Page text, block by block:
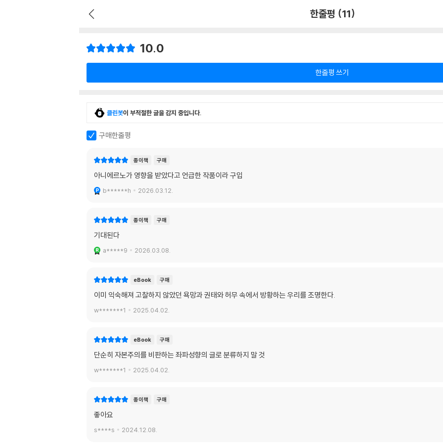
한줄평 (11)
10.0
한줄평 쓰기
클린봇이 부적절한 글을 감지 중입니다.
구매한줄평
종이책 구매
아니에르노가 영향을 받았다고 언급한 작품이라 구입
b******h 2026.03.12.
종이책 구매
기대된다
a*****9 2026.03.08.
eBook 구매
이미 익숙해져 고찰하지 않았던 욕망과 권태와 허무 속에서 방황하는 우리를 조명한다.
w*******1 2025.04.02.
eBook 구매
단순히 자본주의를 비판하는 좌파성향의 글로 분류하지 말 것
w*******1 2025.04.02.
종이책 구매
좋아요
s****s 2024.12.08.